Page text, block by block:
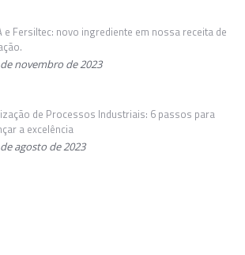
e Fersiltec: novo ingrediente em nossa receita de
novembro de 2023
de Processos Industriais: 6 passos para
a excelência
de agosto de 2023